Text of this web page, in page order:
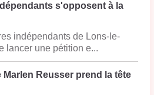
s'opposent à la
indépendants de Lons-le-
lancer une pétition e...
Reusser prend la tête